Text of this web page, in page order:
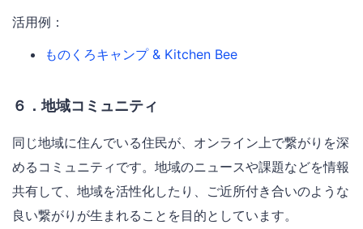
活用例：
ものくろキャンプ & Kitchen Bee
６．地域コミュニティ
同じ地域に住んでいる住民が、オンライン上で繋がりを深
めるコミュニティです。地域のニュースや課題などを情報
共有して、地域を活性化したり、ご近所付き合いのような
良い繋がりが生まれることを目的としています。